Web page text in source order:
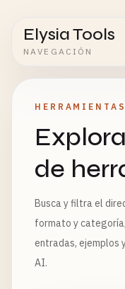
Elysia Tools
NAVEGACIÓN
HERRAMIENTAS
de
Busca y filtra el
formato y
entradas, ejemplos
AI.